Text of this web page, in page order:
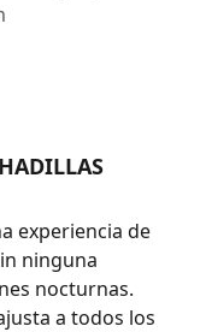
experiencia de
ninguna
nocturnas.
a todos los